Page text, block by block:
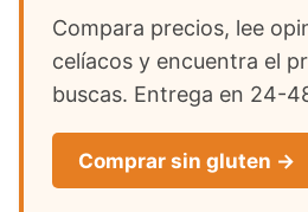
Compara precios, lee
celíacos y encuentra el
buscas. Entrega en 24-
Comprar sin gluten →